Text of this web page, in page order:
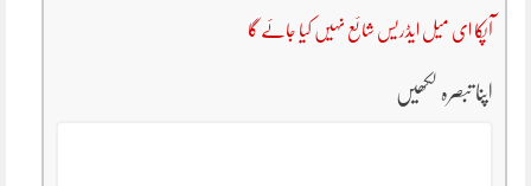
آپکا ای میل ایڈریس شائع نہیں کیا جائے گا
اپنا تبصرہ لکھیں